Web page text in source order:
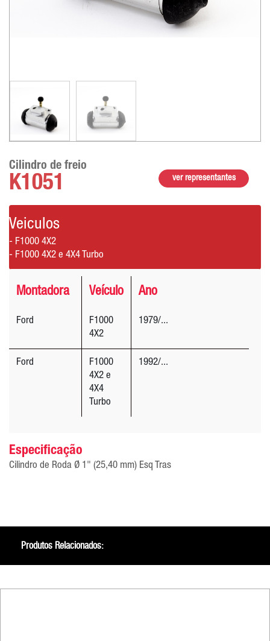
Cilindro de freio
K1051 ver representantes
Veiculos
- F1000 4X2
- F1000 4X2 e 4X4 Turbo
Montadora Veículo Ano
Ford
F1000
4X2
1979/...
Ford
F1000
4X2 e
4X4
Turbo
1992/...
Especificação
Cilindro de Roda Ø 1" (25,40 mm) Esq Tras
Produtos Relacionados: